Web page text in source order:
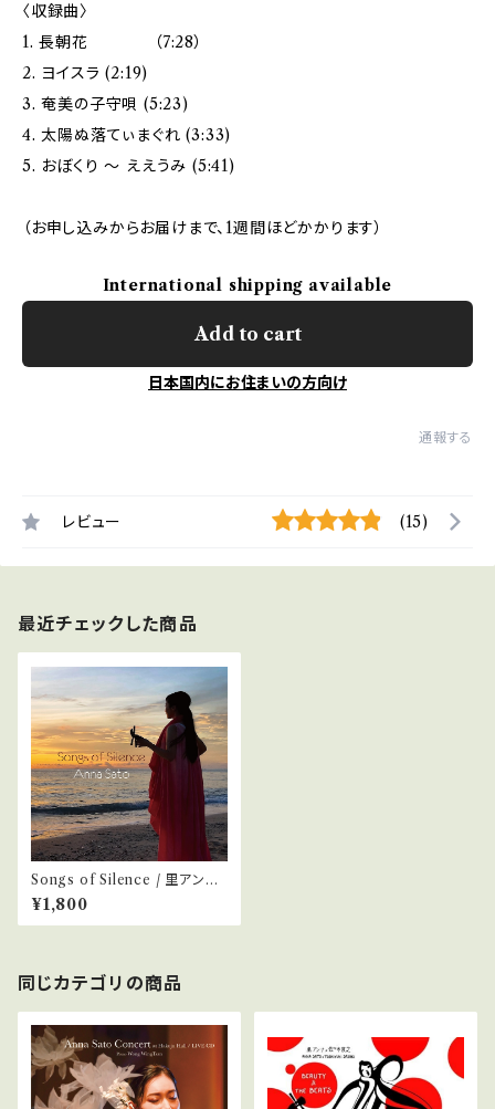
〈収録曲〉
1. 長朝花 （7:28）
2. ヨイスラ (2:19)
3. 奄美の子守唄 (5:23)
4. 太陽ぬ落てぃまぐれ (3:33)
5. おぼくり 〜 ええうみ (5:41)
（お申し込みからお届けまで、1週間ほどかかります）
International shipping available
Add to cart
日本国内にお住まいの方向け
通報する
レビュー (15)
最近チェックした商品
Songs of Silence / 里アン
ナ （CD)
¥1,800
同じカテゴリの商品